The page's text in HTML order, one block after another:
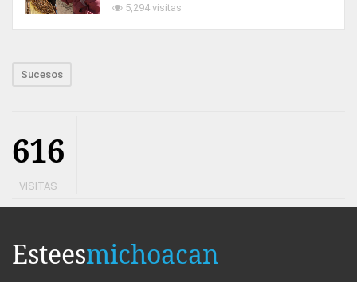
5,294 visitas
Sucesos
616
VISITAS
Esteesmichoacan